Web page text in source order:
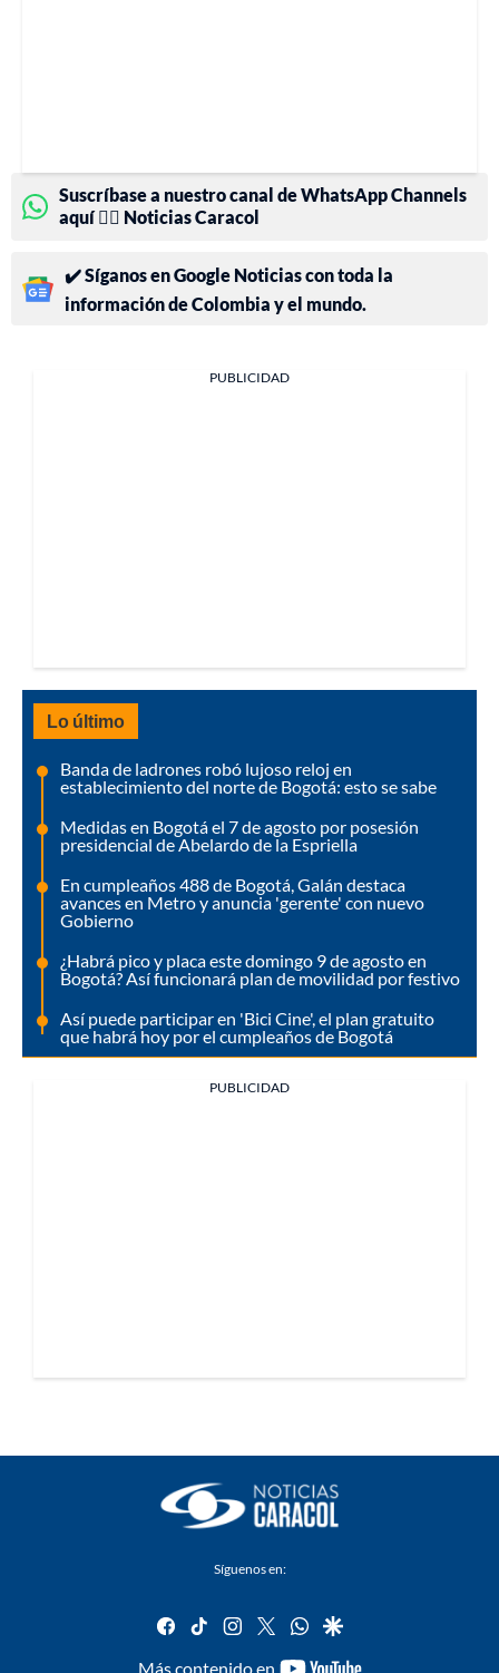
Suscríbase a nuestro canal de WhatsApp Channels
aquí 👉🏻 Noticias Caracol
✔️ Síganos en Google Noticias con toda la
información de Colombia y el mundo.
PUBLICIDAD
Lo último
Banda de ladrones robó lujoso reloj en
establecimiento del norte de Bogotá: esto se sabe
Medidas en Bogotá el 7 de agosto por posesión
presidencial de Abelardo de la Espriella
En cumpleaños 488 de Bogotá, Galán destaca
avances en Metro y anuncia 'gerente' con nuevo
Gobierno
¿Habrá pico y placa este domingo 9 de agosto en
Bogotá? Así funcionará plan de movilidad por festivo
Así puede participar en 'Bici Cine', el plan gratuito
que habrá hoy por el cumpleaños de Bogotá
PUBLICIDAD
Síguenos en:
facebook
tiktok instagram
twitterwhatsapp
google
Más contenido en
youtube-